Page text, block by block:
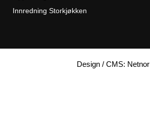
Innredning Storkjøkken
Design / CMS: Netnor